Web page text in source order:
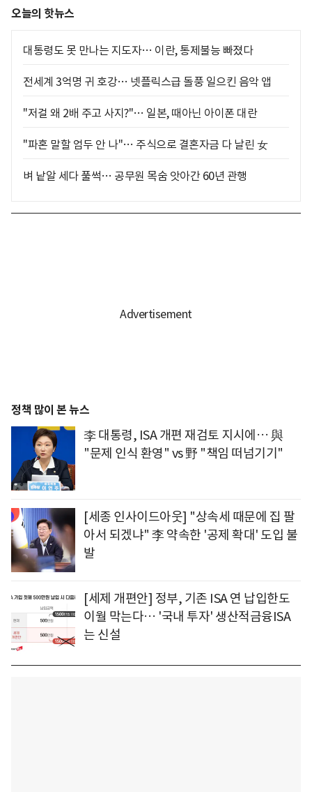
오늘의 핫뉴스
대통령도 못 만나는 지도자… 이란, 통제불능 빠졌다
전세계 3억명 귀 호강… 넷플릭스급 돌풍 일으킨 음악 앱
"저걸 왜 2배 주고 사지?"… 일본, 때아닌 아이폰 대란
"파혼 말할 엄두 안 나"… 주식으로 결혼자금 다 날린 女
벼 낱알 세다 풀썩… 공무원 목숨 앗아간 60년 관행
정책 많이 본 뉴스
李 대통령, ISA 개편 재검토 지시에… 與
"문제 인식 환영" vs 野 "책임 떠넘기기"
[세종 인사이드아웃] "상속세 때문에 집 팔
아서 되겠냐" 李 약속한 '공제 확대' 도입 불
발
[세제 개편안] 정부, 기존 ISA 연 납입한도
이월 막는다… '국내 투자' 생산적금융ISA
는 신설